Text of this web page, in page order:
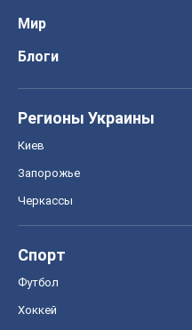
Мир
Блоги
Регионы Украины
Киев
Запорожье
Черкассы
Спорт
Футбол
Хоккей